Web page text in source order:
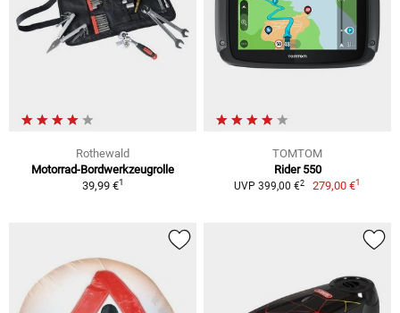
Rothewald
Motorrad-Bordwerkzeugrolle
39,99 €1
TOMTOM
Rider 550
UVP 399,00 €2 279,00 €1